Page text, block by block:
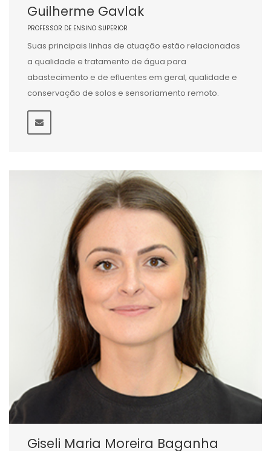
Guilherme Gavlak
PROFESSOR DE ENSINO SUPERIOR
Suas principais linhas de atuação estão relacionadas
a qualidade e tratamento de água para
abastecimento e de efluentes em geral, qualidade e
conservação de solos e sensoriamento remoto.
Giseli Maria Moreira Baganha